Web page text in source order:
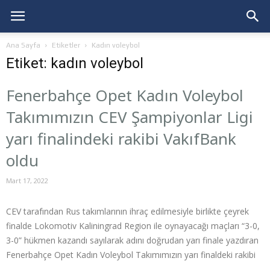
Ana Sayfa Etiketler Kadın voleybol
Etiket: kadın voleybol
Fenerbahçe Opet Kadın Voleybol
Takımımızın CEV Şampiyonlar Ligi
yarı finalindeki rakibi VakıfBank
oldu
Mart 17, 2022
CEV tarafından Rus takımlarının ihraç edilmesiyle birlikte çeyrek
finalde Lokomotiv Kaliningrad Region ile oynayacağı maçları “3-0,
3-0” hükmen kazandı sayılarak adını doğrudan yarı finale yazdıran
Fenerbahçe Opet Kadın Voleybol Takımımızın yarı finaldeki rakibi